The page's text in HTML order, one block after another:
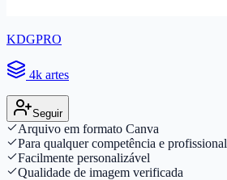
KDGPRO
4k artes
Seguir
Arquivo em formato Canva
Para qualquer competência e profissional
Facilmente personalizável
Qualidade de imagem verificada